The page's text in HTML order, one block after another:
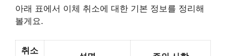
아래 표에서 이체 취소에 대한 기본 정보를 정리해
볼게요.
취소